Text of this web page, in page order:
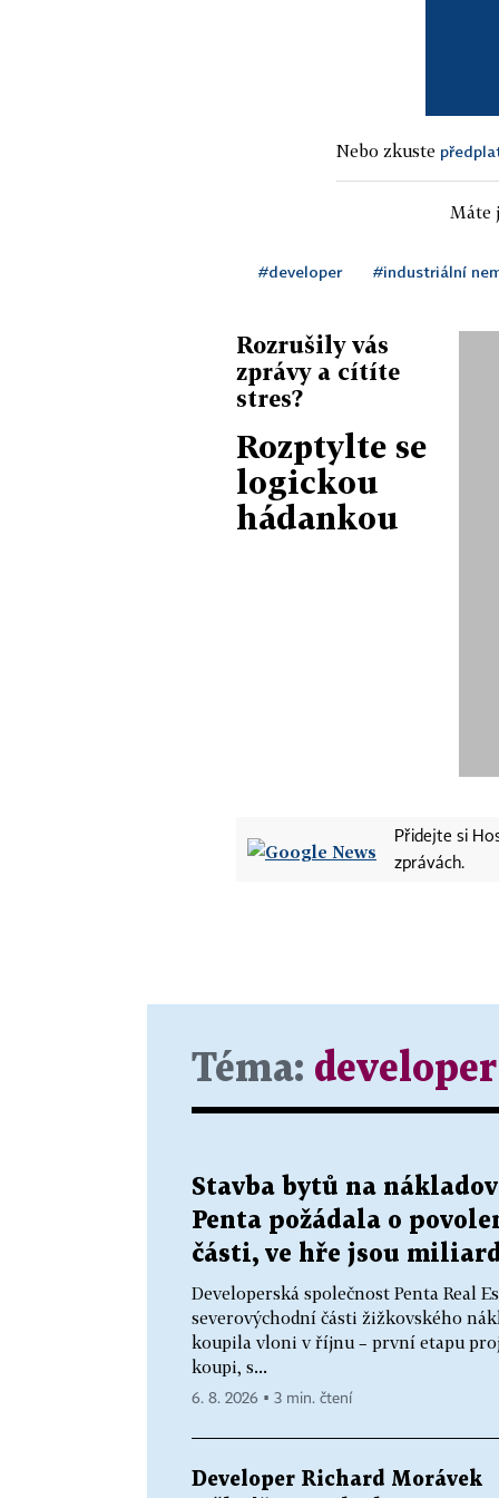
Nebo zkuste
Máte
#developer #industriální
Rozrušily vás
zprávy a cítíte
stres?
Rozptylte se
logickou
hádankou
Přidejte si
zprávách.
Téma: developer
Stavba bytů na
Penta požádala o
části, ve hře jsou
Developerská společnost Penta Real
severovýchodní části žižkovského
koupila vloni v říjnu – první etapu
koupi, s...
6. 8. 2026 ▪ 3 min. čtení
Developer Richard Morávek